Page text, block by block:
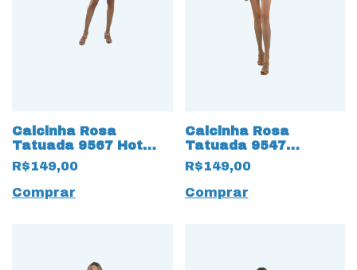
Calcinha Rosa
Tatuada 9567 Hot
Pant Estampada
Preto
R$149,00
Comprar
Calcinha Rosa
Tatuada 9547
Estampada Verde
R$149,00
Comprar